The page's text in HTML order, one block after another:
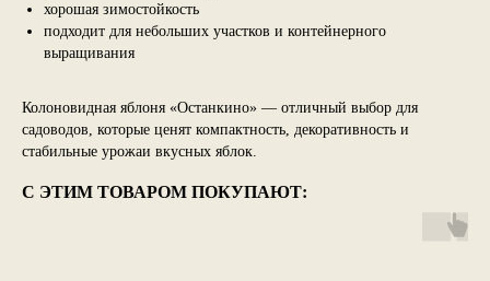
хорошая зимостойкость
подходит для небольших участков и контейнерного
выращивания
Колоновидная яблоня «Останкино» — отличный выбор для
садоводов, которые ценят компактность, декоративность и
стабильные урожаи вкусных яблок.
С ЭТИМ ТОВАРОМ ПОКУПАЮТ: